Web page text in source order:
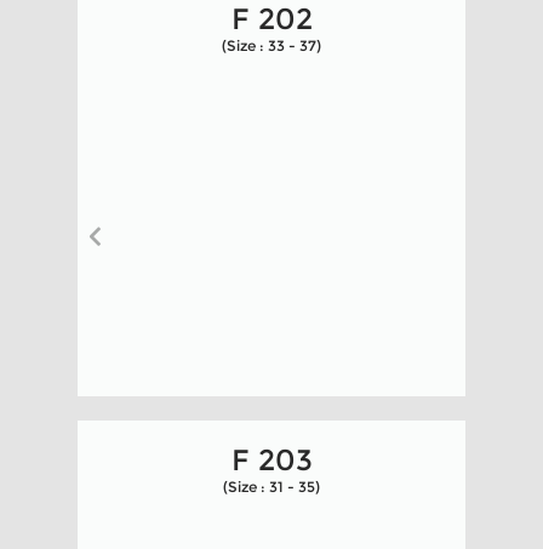
F 202
(Size : 33 - 37)
F 203
(Size : 31 - 35)